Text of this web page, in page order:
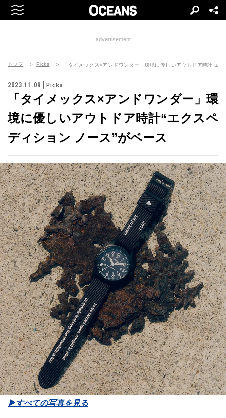
advertisement
トップ Picks 「タイメックス×アンドワンダー」環境に優しいアウトドア時計“エ
2023.11.09 Picks
「タイメックス×アンドワンダー」環
境に優しいアウトドア時計“エクスペ
ディション ノース”がベース
▶︎すべての写真を見る